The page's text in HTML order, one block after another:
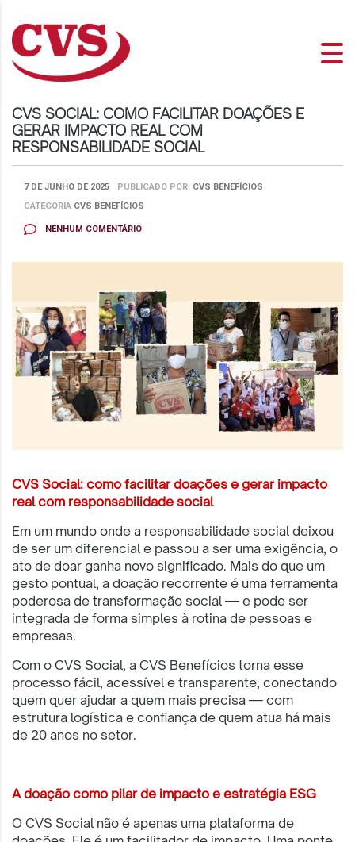
CVS SOCIAL: COMO FACILITAR DOAÇÕES E
GERAR IMPACTO REAL COM
RESPONSABILIDADE SOCIAL
7 DE JUNHO DE 2025 PUBLICADO POR: CVS BENEFÍCIOS
CATEGORIA CVS BENEFÍCIOS
NENHUM COMENTÁRIO
CVS Social: como facilitar doações e gerar impacto
real com responsabilidade social
Em um mundo onde a responsabilidade social deixou
de ser um diferencial e passou a ser uma exigência, o
ato de doar ganha novo significado. Mais do que um
gesto pontual, a doação recorrente é uma ferramenta
poderosa de transformação social — e pode ser
integrada de forma simples à rotina de pessoas e
empresas.
Com o CVS Social, a CVS Benefícios torna esse
processo fácil, acessível e transparente, conectando
quem quer ajudar a quem mais precisa — com
estrutura logística e confiança de quem atua há mais
de 20 anos no setor.
A doação como pilar de impacto e estratégia ESG
O CVS Social não é apenas uma plataforma de